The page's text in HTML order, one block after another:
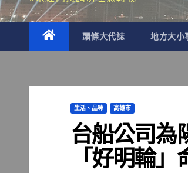
頭條大代誌 地方大小
生活、品味 高雄市
台船公司為
「好明輪